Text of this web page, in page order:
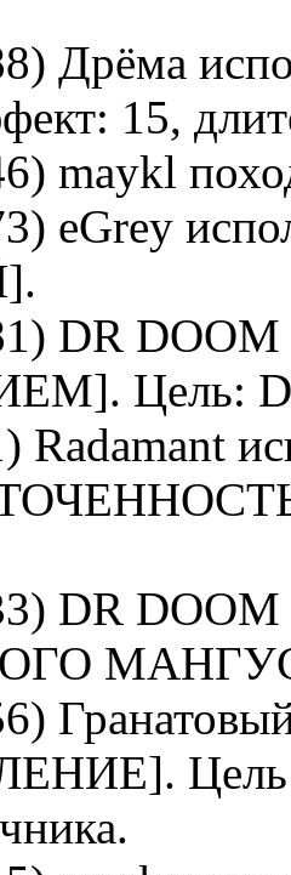
Дрёма
15,
maykl
eGrey
].
DR DOOM
]. Цель:
Radamant
DR DOOM
].